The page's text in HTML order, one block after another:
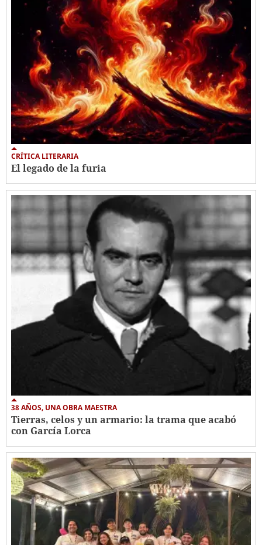
CRÍTICA LITERARIA
El legado de la furia
38 AÑOS, UNA OBRA MAESTRA
Tierras, celos y un armario: la trama que acabó
con García Lorca